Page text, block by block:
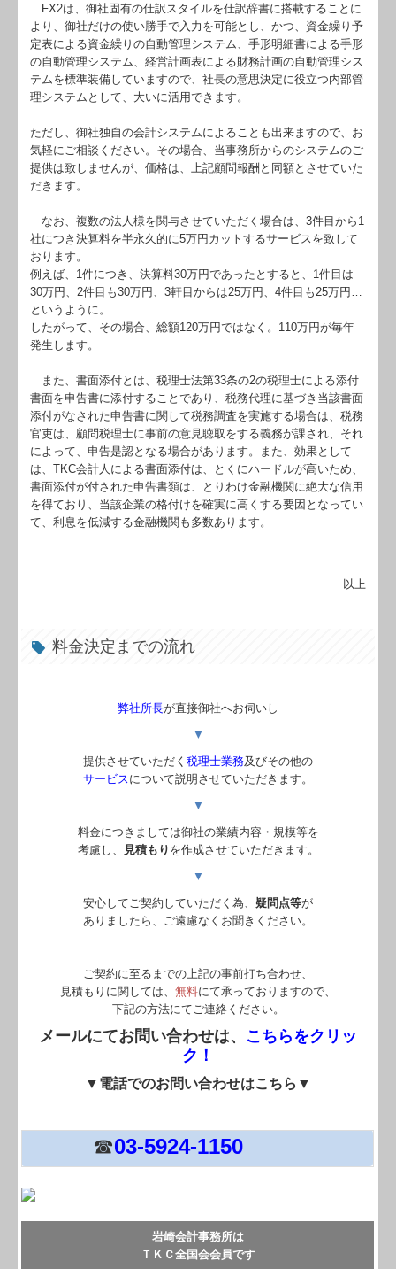
岩崎会計事務所は
ＴＫＣ全国会会員です
FX2は、御社固有の仕訳スタイルを仕訳辞書に搭載することに
より、御社だけの使い勝手で入力を可能とし、かつ、資金繰り予
定表による資金繰りの自動管理システム、手形明細書による手形
の自動管理システム、経営計画表による財務計画の自動管理シス
テムを標準装備していますので、社長の意思決定に役立つ内部管
理システムとして、大いに活用できます。
ただし、御社独自の会計システムによることも出来ますので、お
気軽にご相談ください。その場合、当事務所からのシステムのご
提供は致しませんが、価格は、上記顧問報酬と同額とさせていた
だきます。
なお、複数の法人様を関与させていただく場合は、3件目から1
社につき決算料を半永久的に5万円カットするサービスを致して
おります。
例えば、1件につき、決算料30万円であったとすると、1件目は
30万円、2件目も30万円、3軒目からは25万円、4件目も25万円…
というように。
したがって、その場合、総額120万円ではなく。110万円が毎年
発生します。
また、書面添付とは、税理士法第33条の2の税理士による添付
書面を申告書に添付することであり、税務代理に基づき当該書面
添付がなされた申告書に関して税務調査を実施する場合は、税務
官吏は、顧問税理士に事前の意見聴取をする義務が課され、それ
によって、申告是認となる場合があります。また、効果として
は、TKC会計人による書面添付は、とくにハードルが高いため、
書面添付が付された申告書類は、とりわけ金融機関に絶大な信用
を得ており、当該企業の格付けを確実に高くする要因となってい
て、利息を低減する金融機関も多数あります。
以上
料金決定までの流れ
弊社所長が直接御社へお伺いし
▼
提供させていただく 税理士業務及びその他の
サービス について説明させていただきます。
▼
料金につきましては御社の業績内容・規模等を
考慮し、
見積もり を作成させていただきます。
▼
安心してご契約していただく為、 疑問点等が
ありましたら、ご遠慮なくお聞きください。
ご契約に至るまでの上記の事前打ち合わせ、
見積もりに関しては、 無料にて承っておりますので、
下記の方法にてご連絡ください。
メールにてお問い合わせは、 こちらをクリッ
ク！
▼電話でのお問い合わせはこちら▼
☎03-5924-1150